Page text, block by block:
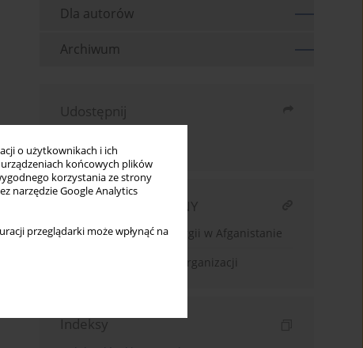
o użytkownikach i ich
końcowych plików
korzystania ze strony
narzędzie Google Analytics
przeglądarki może wpłynąć na
Dla autorów
Archiwum
Udostępnij
Wyślij mailem
ARTYKUŁ POWIĄZANY
Odnawialne źródła energii w Afganistanie
Zarządzanie wiedzą w organizacji
Indeksy